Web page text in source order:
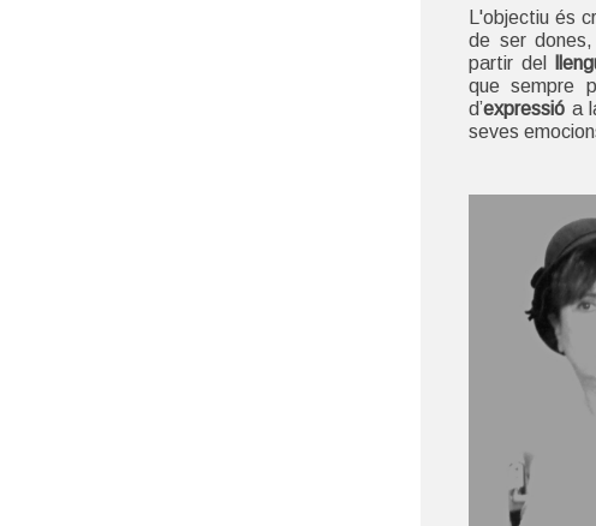
L'objectiu és
de ser
partir del
que sempre
d’expressió a
seves